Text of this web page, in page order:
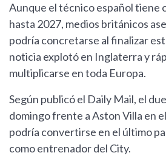
Aunque el técnico español tiene
hasta 2027, medios británicos
podría concretarse al finalizar
noticia explotó en Inglaterra y
multiplicarse en toda Europa.
Según publicó el Daily Mail, el
domingo frente a Aston Villa en
podría convertirse en el último
como entrenador del City.